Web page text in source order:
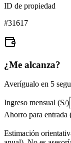
ID de propiedad
#31617
¿Me alcanza?
Averígualo en 5
Ingreso mensual (S/)
Ahorro para entrada
Estimación